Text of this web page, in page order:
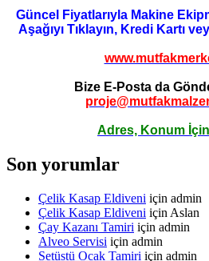
Güncel Fiyatlarıyla Makine
Aşağıyı Tıklayın, Kredi Kartı
Bize E-Posta da
Adres, Konum İçin
Son yorumlar
Çelik Kasap Eldiveni için admin
Çelik Kasap Eldiveni için Aslan
Çay Kazanı Tamiri için admin
Alveo Servisi için admin
Setüstü Ocak Tamiri için admin